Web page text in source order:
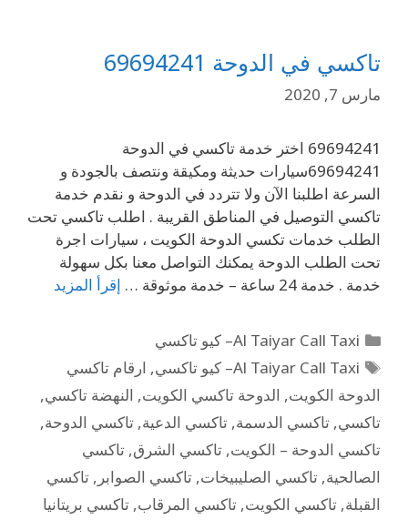
تاكسي في الدوحة 69694241
مارس 7, 2020
69694241 اختر خدمة تاكسي في الدوحة
69694241سيارات حديثة ومكيقة ونتصف بالجودة و
السرعة اطلبنا الآن ولا تتردد في الدوحة و نقدم خدمة
تاكسي التوصيل في المناطق القريبة . اطلب تاكسي تحت
الطلب خدمات تكسي الدوحة الكويت ، سيارات اجرة
تحت الطلب الدوحة يمكنك التواصل معنا بكل سهولة
خدمة . خدمة 24 ساعة – خدمة موثوقة …
إقرأ المزيد
Al Taiyar Call Taxi– كيو تاكسي
Al Taiyar Call Taxi– كيو تاكسي
, ارقام تاكسي
الدوحة الكويت, الدوحة تاكسي الكويت, النهضة تاكسي,
تاكسي, تاكسي الدسمة, تاكسي الدعية, تاكسي الدوحة,
تاكسي الدوحة – الكويت, تاكسي الشرق, تاكسي
الصالحية, تاكسي الصليبيخات, تاكسي الصوابر , تاكسي
القبلة, تاكسي الكويت, تاكسي المرقاب, تاكسي بريتانيا